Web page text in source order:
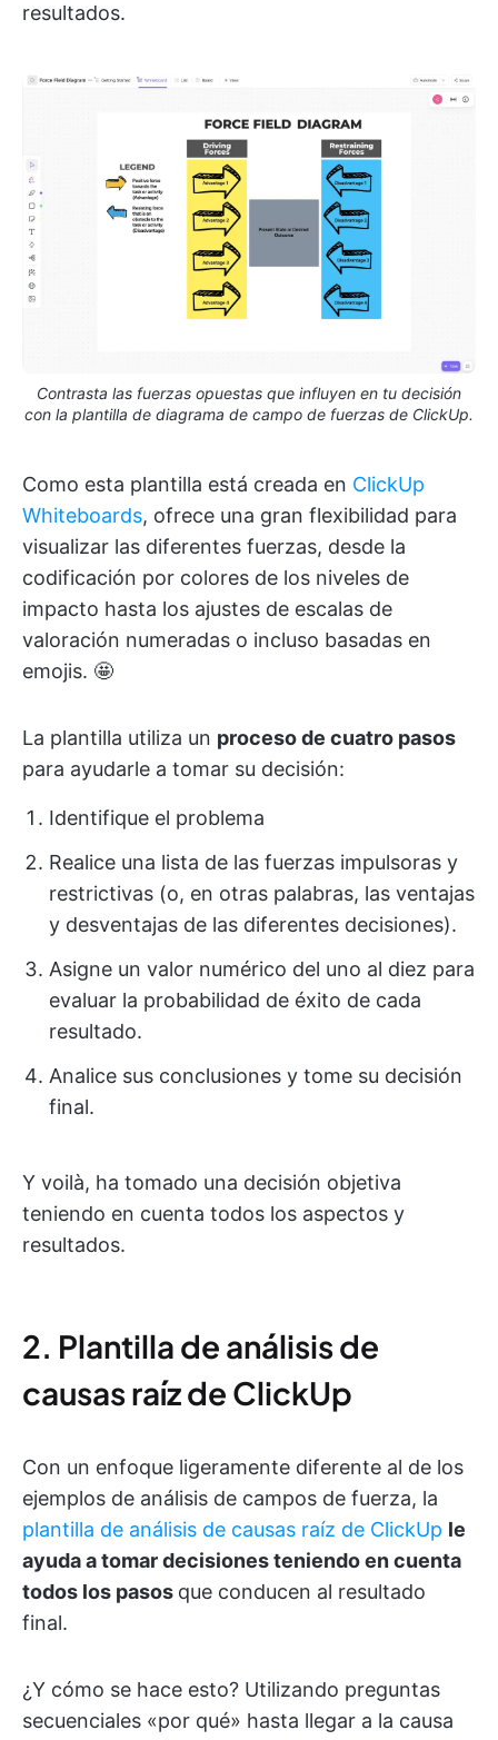
resultados.
Contrasta las fuerzas opuestas que influyen en tu decisión
con la plantilla de diagrama de campo de fuerzas de ClickUp.
Como esta plantilla está creada en ClickUp
Whiteboards, ofrece una gran flexibilidad para
visualizar las diferentes fuerzas, desde la
codificación por colores de los niveles de
impacto hasta los ajustes de escalas de
valoración numeradas o incluso basadas en
emojis. 🤩
La plantilla utiliza un proceso de cuatro pasos
para ayudarle a tomar su decisión:
Identifique el problema
Realice una lista de las fuerzas impulsoras y
restrictivas (o, en otras palabras, las ventajas
y desventajas de las diferentes decisiones).
Asigne un valor numérico del uno al diez para
evaluar la probabilidad de éxito de cada
resultado.
Analice sus conclusiones y tome su decisión
final.
Y voilà, ha tomado una decisión objetiva
teniendo en cuenta todos los aspectos y
resultados.
2. Plantilla de análisis de
causas raíz de ClickUp
Con un enfoque ligeramente diferente al de los
ejemplos de análisis de campos de fuerza, la
plantilla de análisis de causas raíz de ClickUp le
ayuda a tomar decisiones teniendo en cuenta
todos los pasos que conducen al resultado
final.
¿Y cómo se hace esto? Utilizando preguntas
secuenciales «por qué» hasta llegar a la causa